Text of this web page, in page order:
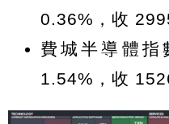
0.36%，收
費城半導體
1.54%，收